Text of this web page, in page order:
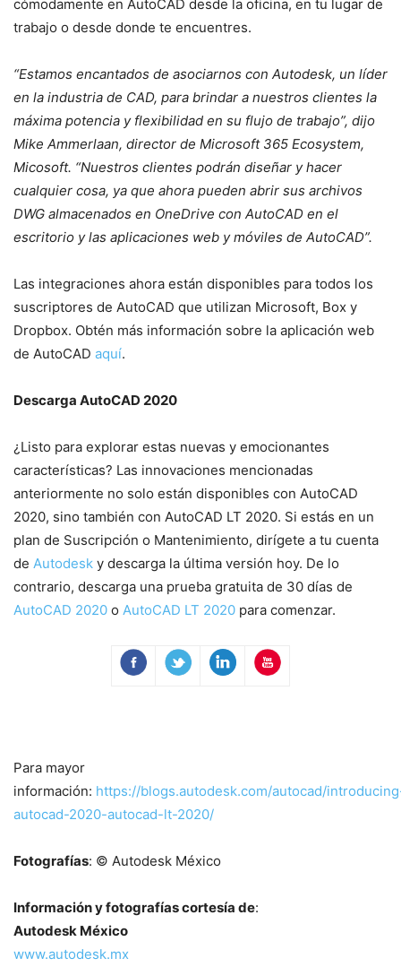
cómodamente en AutoCAD desde la oficina, en tu lugar de
trabajo o desde donde te encuentres.
“Estamos encantados de asociarnos con Autodesk, un líder
en la industria de CAD, para brindar a nuestros clientes la
máxima potencia y flexibilidad en su flujo de trabajo”, dijo
Mike Ammerlaan, director de Microsoft 365 Ecosystem,
Micosoft. “Nuestros clientes podrán diseñar y hacer
cualquier cosa, ya que ahora pueden abrir sus archivos
DWG almacenados en OneDrive con AutoCAD en el
escritorio y las aplicaciones web y móviles de AutoCAD”.
Las integraciones ahora están disponibles para todos los
suscriptores de AutoCAD que utilizan Microsoft, Box y
Dropbox. Obtén más información sobre la aplicación web
de AutoCAD aquí.
Descarga AutoCAD 2020
¿Listo para explorar estas nuevas y emocionantes
características? Las innovaciones mencionadas
anteriormente no solo están disponibles con AutoCAD
2020, sino también con AutoCAD LT 2020. Si estás en un
plan de Suscripción o Mantenimiento, dirígete a tu cuenta
de Autodesk y descarga la última versión hoy. De lo
contrario, descarga una prueba gratuita de 30 días de
AutoCAD 2020 o AutoCAD LT 2020 para comenzar.
Para mayor
información: https://blogs.autodesk.com/autocad/
autocad-2020-autocad-lt-2020/
Fotografías: © Autodesk México
Información y fotografías cortesía de:
Autodesk México
www.autodesk.mx